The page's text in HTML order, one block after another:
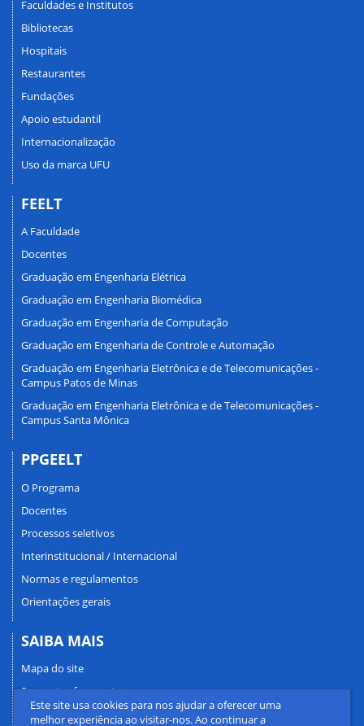
Este site usa cookies para nos ajudar a oferecer uma
melhor experiência ao visitar-nos. Ao continuar a
Faculdades e Institutos
Bibliotecas
Hospitais
Restaurantes
Fundações
Apoio estudantil
Internacionalização
Uso da marca UFU
FEELT
A Faculdade
Docentes
Graduação em Engenharia Elétrica
Graduação em Engenharia Biomédica
Graduação em Engenharia de Computação
Graduação em Engenharia de Controle e Automação
Graduação em Engenharia Eletrônica e de Telecomunicações -
Campus Patos de Minas
Graduação em Engenharia Eletrônica e de Telecomunicações -
Campus Santa Mônica
PPGEELT
O Programa
Docentes
Processos seletivos
Interinstitucional / Internacional
Normas e regulamentos
Orientações gerais
SAIBA MAIS
Mapa do site
Perguntas frequentes
Fale conosco